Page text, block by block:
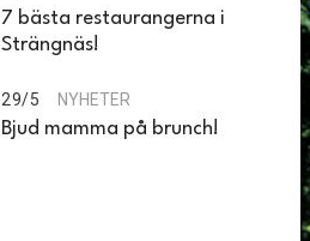
7 bästa restaurangerna i
Strängnäs!
29/5 NYHETER
Bjud mamma på brunch!